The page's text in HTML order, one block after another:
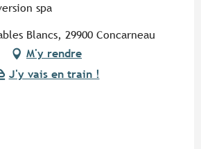
spa
Blancs, 29900 Concarneau
M'y rendre
J'y vais en train !